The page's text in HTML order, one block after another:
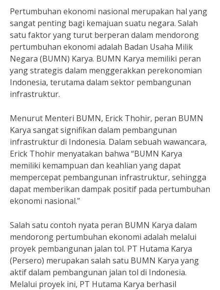
Pertumbuhan ekonomi nasional merupakan hal yang
sangat penting bagi kemajuan suatu negara. Salah
satu faktor yang turut berperan dalam mendorong
pertumbuhan ekonomi adalah Badan Usaha Milik
Negara (BUMN) Karya. BUMN Karya memiliki peran
yang strategis dalam menggerakkan perekonomian
Indonesia, terutama dalam sektor pembangunan
infrastruktur.
Menurut Menteri BUMN, Erick Thohir, peran BUMN
Karya sangat signifikan dalam pembangunan
infrastruktur di Indonesia. Dalam sebuah wawancara,
Erick Thohir menyatakan bahwa “BUMN Karya
memiliki kemampuan dan keahlian yang dapat
mempercepat pembangunan infrastruktur, sehingga
dapat memberikan dampak positif pada pertumbuhan
ekonomi nasional.”
Salah satu contoh nyata peran BUMN Karya dalam
mendorong pertumbuhan ekonomi adalah melalui
proyek pembangunan jalan tol. PT Hutama Karya
(Persero) merupakan salah satu BUMN Karya yang
aktif dalam pembangunan jalan tol di Indonesia.
Melalui proyek ini, PT Hutama Karya berhasil